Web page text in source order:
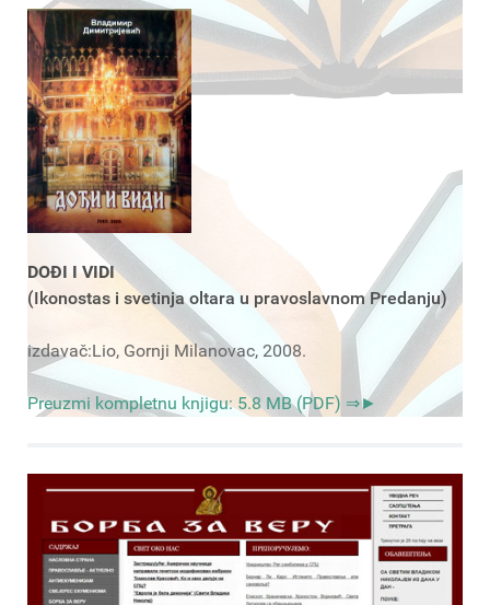
DOĐI I VIDI
(Ikonostas i svetinja oltara u pravoslavnom Predanju)
izdavač:Lio, Gornji Milanovac, 2008.
Preuzmi kompletnu knjigu: 5.8 MB (PDF) ⇒►